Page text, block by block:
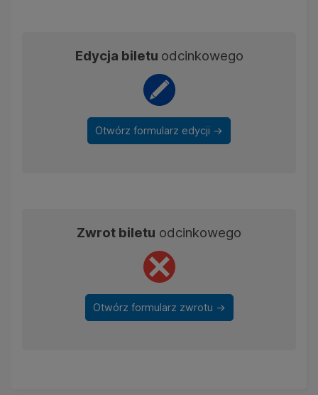
Edycja biletu odcinkowego
Otwórz formularz edycji ->
Zwrot biletu odcinkowego
Otwórz formularz zwrotu ->